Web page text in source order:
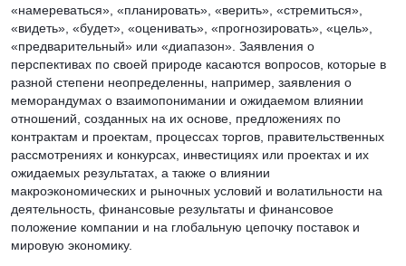
«намереваться», «планировать», «верить», «стремиться»,
«видеть», «будет», «оценивать», «прогнозировать», «цель»,
«предварительный» или «диапазон». Заявления о
перспективах по своей природе касаются вопросов, которые в
разной степени неопределенны, например, заявления о
меморандумах о взаимопонимании и ожидаемом влиянии
отношений, созданных на их основе, предложениях по
контрактам и проектам, процессах торгов, правительственных
рассмотрениях и конкурсах, инвестициях или проектах и их
ожидаемых результатах, а также о влиянии
макроэкономических и рыночных условий и волатильности на
деятельность, финансовые результаты и финансовое
положение компании и на глобальную цепочку поставок и
мировую экономику.